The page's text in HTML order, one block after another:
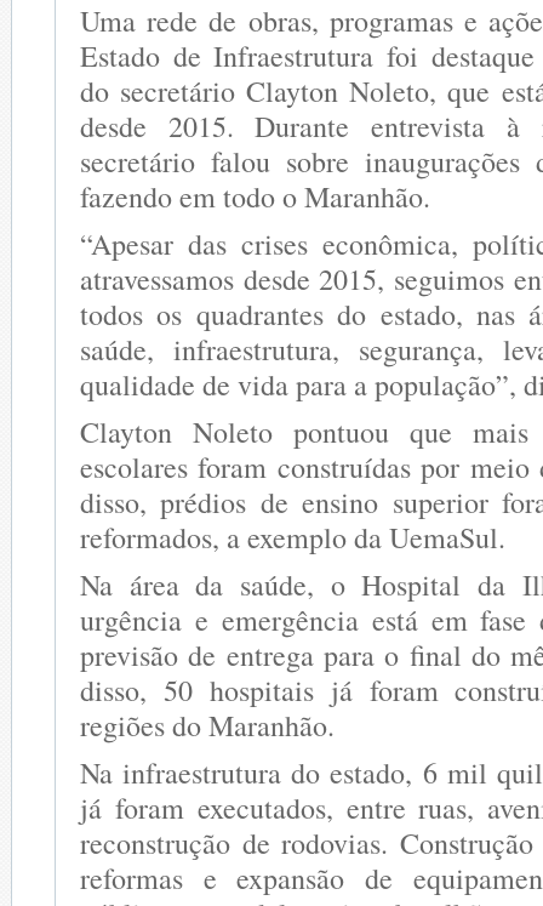
Uma rede de obras, programas e
Estado de Infraestrutura foi
do secretário Clayton Noleto, que
desde 2015. Durante entrevista
secretário falou sobre inaugurações
fazendo em todo o Maranhão.
“Apesar das crises econômica,
atravessamos desde 2015, seguimos
todos os quadrantes do estado, nas
saúde, infraestrutura, segurança,
qualidade de vida para a população”,
Clayton Noleto pontuou que
escolares foram construídas por
disso, prédios de ensino superior
reformados, a exemplo da UemaSul.
Na área da saúde, o Hospital da
urgência e emergência está em fase
previsão de entrega para o final do
disso, 50 hospitais já foram
regiões do Maranhão.
Na infraestrutura do estado, 6 mil
já foram executados, entre ruas,
reconstrução de rodovias.
reformas e expansão de